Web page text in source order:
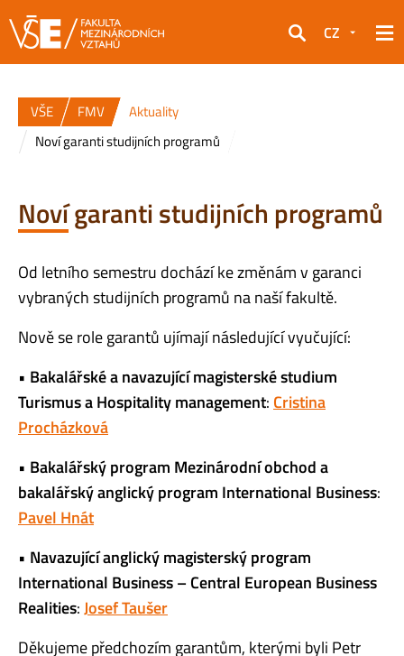
Hledat
CZ
VŠE FMV
Aktuality
Noví garanti studijních programů
Noví garanti studijních programů
Od letního semestru dochází ke změnám v garanci
vybraných studijních programů na naší fakultě.
Nově se role garantů ujímají následující vyučující:
• Bakalářské a navazující magisterské studium
Turismus a Hospitality management: Cristina
Procházková
• Bakalářský program Mezinárodní obchoda
bakalářskýanglický program International Business:
Pavel Hnát
• Navazující anglický magisterský program
International Business– Central European Business
Realities:Josef Taušer
Děkujeme předchozím garantům, kterými byli Petr